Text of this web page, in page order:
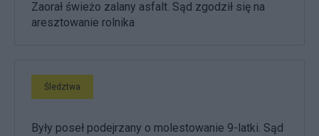
Zaorał świeżo zalany asfalt. Sąd zgodził się na
aresztowanie rolnika
Śledztwa
Były poseł podejrzany o molestowanie 9-latki. Sąd